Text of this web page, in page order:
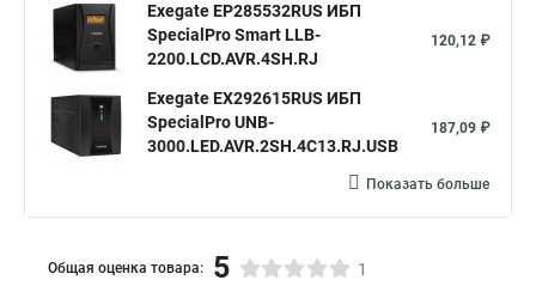
Exegate EP285532RUS ИБП
SpecialPro Smart LLB-
2200.LCD.AVR.4SH.RJ
120,12 ₽
Exegate EX292615RUS ИБП
SpecialPro UNB-
3000.LED.AVR.2SH.4C13.RJ.USB
187,09 ₽
Показать больше
Общая оценка товара: 5 1